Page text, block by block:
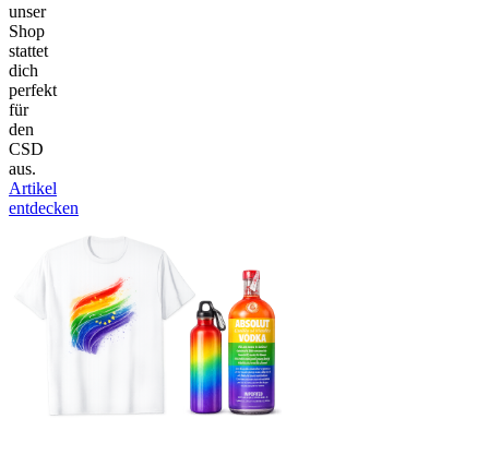
unser
Shop
stattet
dich
perfekt
für
den
CSD
aus.
Artikel
entdecken